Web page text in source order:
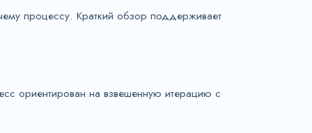
процессу. Краткий обзор поддерживает
ориентирован на взвешенную итерацию с